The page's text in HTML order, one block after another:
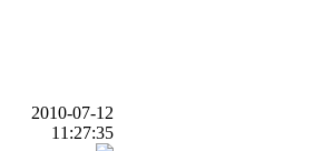
2010-07-12
11:27:35